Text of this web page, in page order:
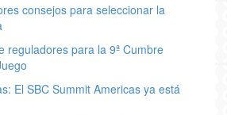
consejos para seleccionar la
reguladores para la 9ª Cumbre
El SBC Summit Americas ya está